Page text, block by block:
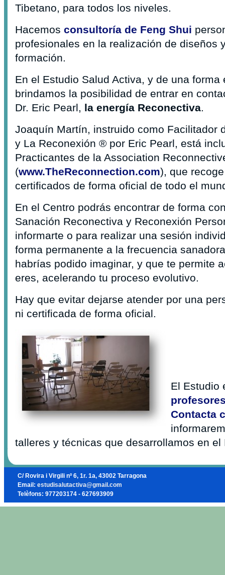
Tibetano, para todos los niveles.
Hacemos consultoría de Feng Shui
profesionales en la realización de diseños
formación.
En el Estudio Salud Activa, y de una
brindamos la posibilidad de entrar en
Dr. Eric Pearl, la energía Reconectiva.
Joaquín Martín, instruido como Facilitador
y La Reconexión ® por Eric Pearl, está
Practicantes de la Association
(www.TheReconnection.com), que
certificados de forma oficial de todo el
En el Centro podrás encontrar de forma
Sanación Reconectiva y Reconexión
informarte o para realizar una sesión
forma permanente a la frecuencia
habrías podido imaginar, y que te permite
eres, acelerando tu proceso evolutivo.
Hay que evitar dejarse atender por una
ni certificada de forma oficial.
El Estudio
Contacta
talleres y técnicas que desarrollamos en el
C/ Rovira i Virgili nº 6, 1r. 1a, 43002 Tarragona
Email: estudisalutactiva@gmail.com
Telèfons: 977203174 - 627693909